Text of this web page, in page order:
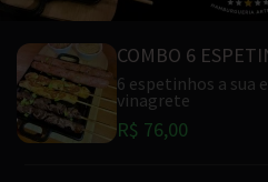
COMBO 6
6 espetinhos a sua
vinagrete
R$ 76,00